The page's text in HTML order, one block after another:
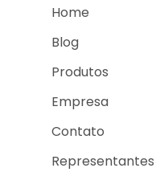
Home
Blog
Produtos
Empresa
Contato
Representantes